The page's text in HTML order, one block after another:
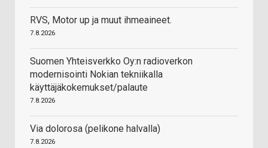
RVS, Motor up ja muut ihmeaineet.
7.8.2026
Suomen Yhteisverkko Oy:n radioverkon
modernisointi Nokian tekniikalla
käyttäjäkokemukset/palaute
7.8.2026
Via dolorosa (pelikone halvalla)
7.8.2026